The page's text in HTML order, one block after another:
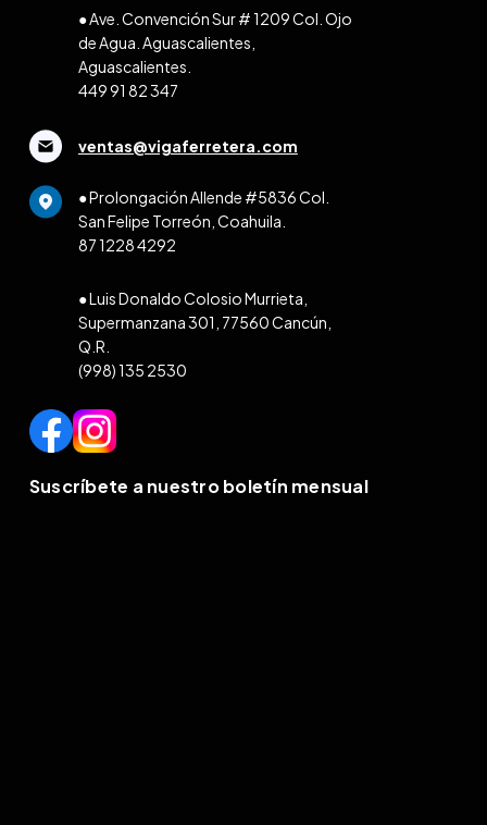
● Ave. Convención Sur # 1209 Col. Ojo
de Agua. Aguascalientes,
Aguascalientes.
449 91 82 347
ventas@vigaferretera.com
● Prolongación Allende #5836 Col.
San Felipe Torreón, Coahuila.
87 1228 4292
● Luis Donaldo Colosio Murrieta,
Supermanzana 301, 77560 Cancún,
Q.R.
(998) 135 2530
Suscríbete a nuestro boletín mensual